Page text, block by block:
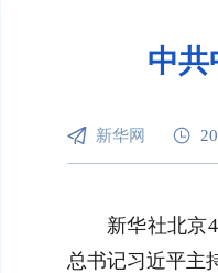
中共
新华网
新华社北京
总书记习近平主